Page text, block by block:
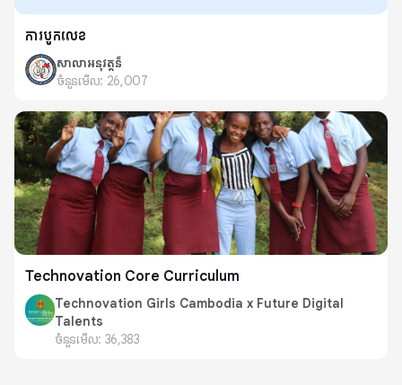
ការបូកលេខ
សាលាអនុវត្តន៏
ចំនួនមើល: 26,007
Technovation Core Curriculum
Technovation Girls Cambodia x Future Digital
Talents
ចំនួនមើល: 36,383